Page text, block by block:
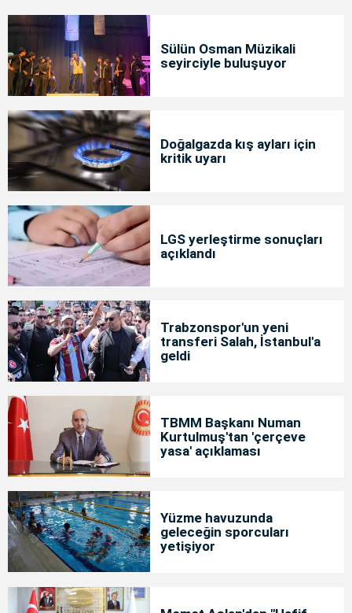
Sülün Osman Müzikali
seyirciyle buluşuyor
Doğalgazda kış ayları için
kritik uyarı
LGS yerleştirme sonuçları
açıklandı
Trabzonspor'un yeni
transferi Salah, İstanbul'a
geldi
TBMM Başkanı Numan
Kurtulmuş'tan 'çerçeve
yasa' açıklaması
Yüzme havuzunda
geleceğin sporcuları
yetişiyor